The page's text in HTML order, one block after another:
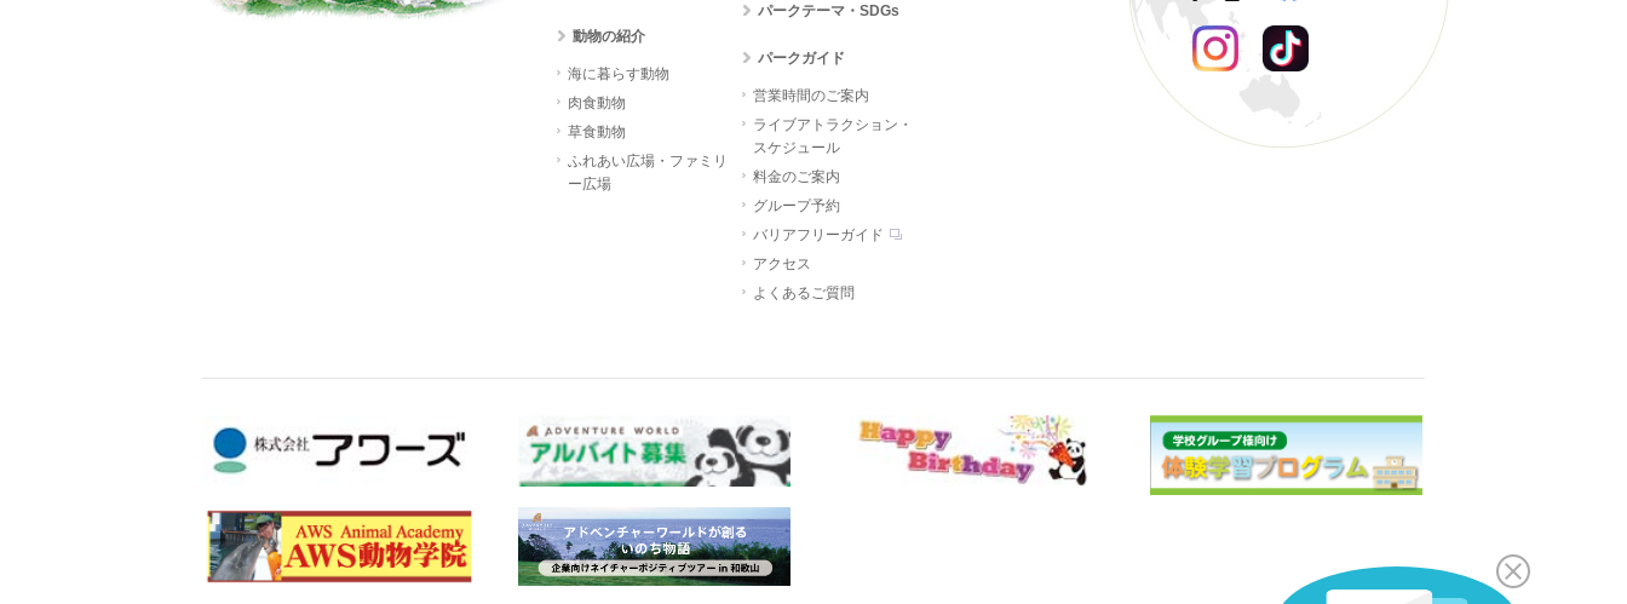
動物の紹介
海に暮らす動物
肉食動物
草食動物
ふれあい広場・ファミリ
ー広場
パークテーマ・SDGs
パークガイド
営業時間のご案内
ライブアトラクション・
スケジュール
料金のご案内
グループ予約
バリアフリーガイド
アクセス
よくあるご質問